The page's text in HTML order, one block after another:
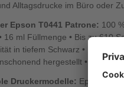
Alltagsdrucke im Büro oder
Epson T0441 Patrone: 100
16 ml Füllmenge • Bis zu 610
in tiefem Schwarz •
hergestellt •
Druckermodelle: Epson